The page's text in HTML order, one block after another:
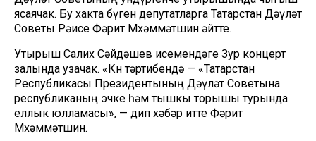
ясаячак. Бу хакта бүген депутатларга Татарстан Дәүләт
Советы Рәисе Фәрит Мөхәммәтшин әйтте.
Утырыш Салих Сәйдәшев исемендәге Зур концерт
залында узачак. «Көн тәртибендә — «Татарстан
Республикасы Президентының Дәүләт Советына
республиканың эчке һәм тышкы торышы турында
еллык юлламасы», — дип хәбәр итте Фәрит
Мөхәммәтшин.